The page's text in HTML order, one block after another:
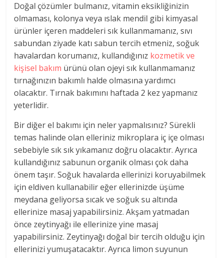
Doğal çözümler bulmanız, vitamin eksikliğinizin
olmaması, kolonya veya ıslak mendil gibi kimyasal
ürünler içeren maddeleri sık kullanmamanız, sıvı
sabundan ziyade katı sabun tercih etmeniz, soğuk
havalardan korumanız, kullandığınız kozmetik ve
kişisel bakım ürünü olan ojeyi sık kullanmamanız
tırnağınızın bakımlı halde olmasına yardımcı
olacaktır. Tırnak bakımını haftada 2 kez yapmanız
yeterlidir.
Bir diğer el bakımı için neler yapmalısınız? Sürekli
temas halinde olan elleriniz mikroplara iç içe olması
sebebiyle sık sık yıkamanız doğru olacaktır. Ayrıca
kullandığınız sabunun organik olması çok daha
önem taşır. Soğuk havalarda ellerinizi koruyabilmek
için eldiven kullanabilir eğer ellerinizde üşüme
meydana geliyorsa sıcak ve soğuk su altında
ellerinize masaj yapabilirsiniz. Akşam yatmadan
önce zeytinyağı ile ellerinize yine masaj
yapabilirsiniz. Zeytinyağı doğal bir tercih olduğu için
ellerinizi yumuşatacaktır. Ayrıca limon suyunun